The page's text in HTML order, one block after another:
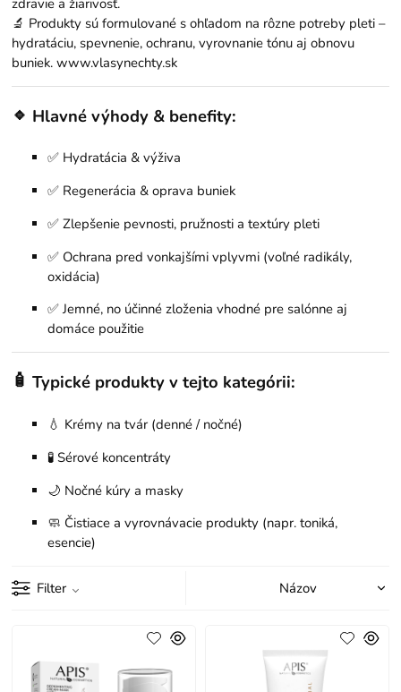
🔬 Produkty sú formulované s ohľadom na rôzne potreby pleti –
hydratáciu, spevnenie, ochranu, vyrovnanie tónu aj obnovu
buniek. www.vlasynechty.sk
🔹 Hlavné výhody & benefity:
✅ Hydratácia & výživa
✅ Regenerácia & oprava buniek
✅ Zlepšenie pevnosti, pružnosti a textúry pleti
✅ Ochrana pred vonkajšími vplyvmi (voľné radikály,
oxidácia)
✅ Jemné, no účinné zloženia vhodné pre salónne aj
domáce použitie
🧴Typické produkty v tejto kategórii:
💧 Krémy na tvár (denné / nočné)
🧪 Sérové koncentráty
🌙 Nočné kúry a masky
🧼 Čistiace a vyrovnávacie produkty (napr. toniká,
esencie)
Filter